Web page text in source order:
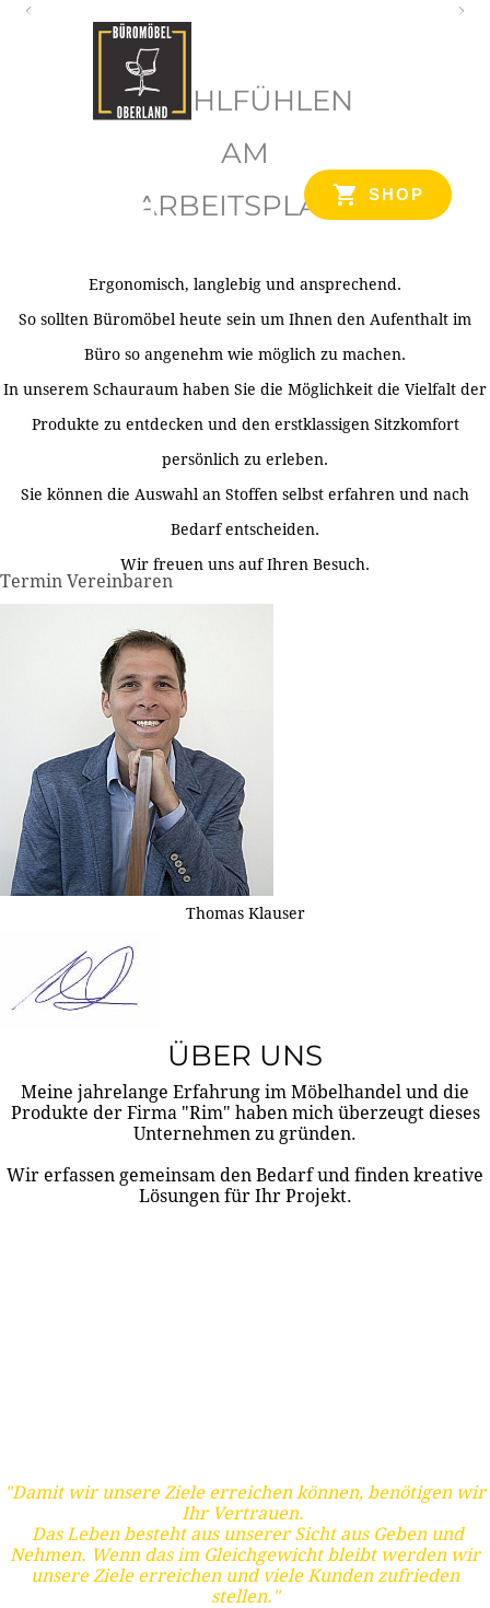
SHOP
WOHLFÜHLEN
AM
ARBEITSPLATZ
Ergonomisch, langlebig und ansprechend.
So sollten Büromöbel heute sein um Ihnen den Aufenthalt im
Büro so angenehm wie möglich zu machen.
In unserem Schauraum haben Sie die Möglichkeit die Vielfalt der
Produkte zu entdecken und den erstklassigen Sitzkomfort
persönlich zu erleben.
Sie können die Auswahl an Stoffen selbst erfahren und nach
Bedarf entscheiden.
Wir freuen uns auf Ihren Besuch.
Termin Vereinbaren
Thomas Klauser
ÜBER UNS
Meine jahrelange Erfahrung im Möbelhandel und die
Produkte der Firma "Rim" haben mich überzeugt dieses
Unternehmen zu gründen.
Wir erfassen gemeinsam den Bedarf und finden kreative
Lösungen für Ihr Projekt.
"Damit wir unsere Ziele erreichen können, benötigen wir
Ihr Vertrauen.
Das Leben besteht aus unserer Sicht aus Geben und
Nehmen. Wenn das im Gleichgewicht bleibt werden wir
unsere Ziele erreichen und viele Kunden zufrieden
stellen."